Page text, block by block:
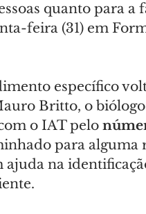
quanto para a
feira (31) em
específico
Britto, o
o IAT pelo
para alguma
na